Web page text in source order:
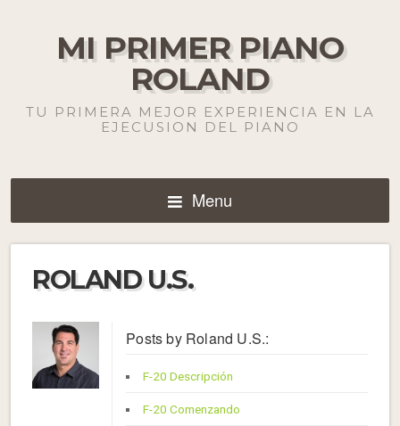
MI PRIMER PIANO
ROLAND
TU PRIMERA MEJOR EXPERIENCIA EN LA
EJECUSION DEL PIANO
Menu
ROLAND U.S.
Posts by Roland U.S.:
F-20 Descripción
F-20 Comenzando